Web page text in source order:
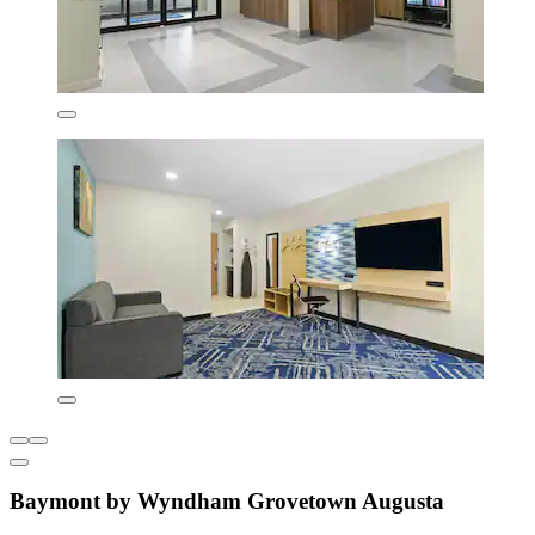
Baymont by Wyndham Grovetown Augusta